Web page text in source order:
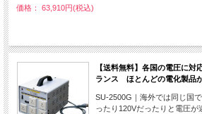
価格： 63,910円(税込)
【送料無料】各国の電圧に対
ランス ほとんどの電化製品
SU-2500G｜海外では同じ国
ったり120Vだったりと電圧が